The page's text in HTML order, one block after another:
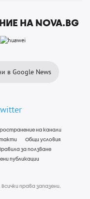
НА NOVA.BG
в Google News
на канали
Общи условия
за ползване
публикации
права запазени.